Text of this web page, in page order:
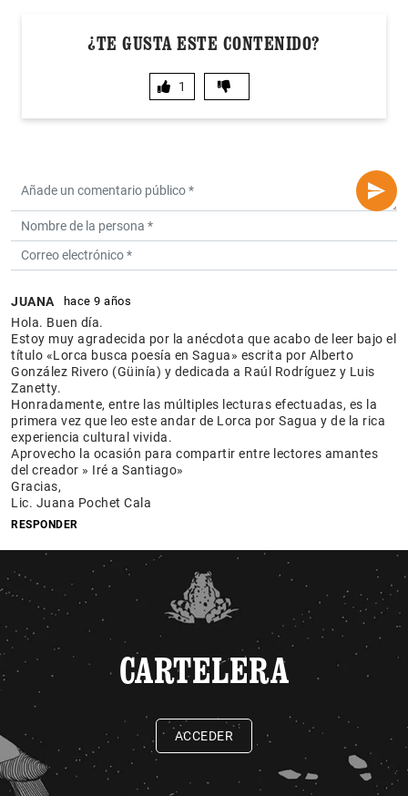
¿TE GUSTA ESTE CONTENIDO?
1
JUANA hace 9 años
Hola. Buen día.
Estoy muy agradecida por la anécdota que acabo de leer bajo el
título «Lorca busca poesía en Sagua» escrita por Alberto
González Rivero (Güinía) y dedicada a Raúl Rodríguez y Luis
Zanetty.
Honradamente, entre las múltiples lecturas efectuadas, es la
primera vez que leo este andar de Lorca por Sagua y de la rica
experiencia cultural vivida.
Aprovecho la ocasión para compartir entre lectores amantes
del creador » Iré a Santiago»
Gracias,
Lic. Juana Pochet Cala
RESPONDER
CARTELERA
ACCEDER